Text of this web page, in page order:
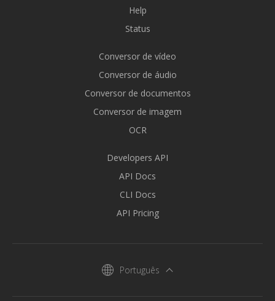
Help
Status
Conversor de vídeo
Conversor de áudio
Conversor de documentos
Conversor de imagem
OCR
Developers API
API Docs
CLI Docs
API Pricing
Português